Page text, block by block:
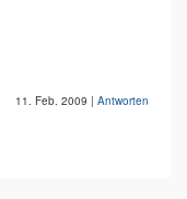
11. Feb. 2009 | Antworten